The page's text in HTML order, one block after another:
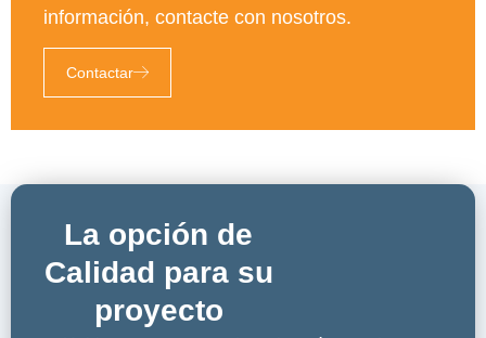
información, contacte con nosotros.
Contactar
La opción de
Calidad para su
proyecto